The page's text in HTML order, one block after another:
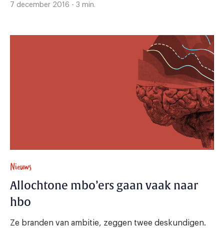
7 december 2016 - 3 min.
Nieuws
Allochtone mbo’ers gaan vaak naar
hbo
Ze branden van ambitie, zeggen twee deskundigen.